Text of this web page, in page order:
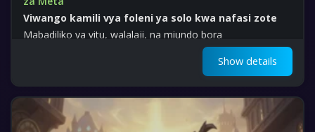
Viwango kamili vya foleni ya solo kwa nafasi zote
Mabadiliko ya vitu, walalaji, na miundo bora
Show details